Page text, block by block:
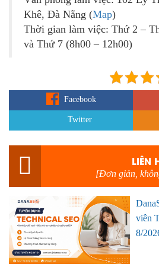
Khê, Đà Nẵng (Map)
Thời gian làm việc: Thứ 2 –
và Thứ 7 (8h00 – 12h00)
Facebook
Twitter
LIÊN
[Đơn giản,
viên
8/